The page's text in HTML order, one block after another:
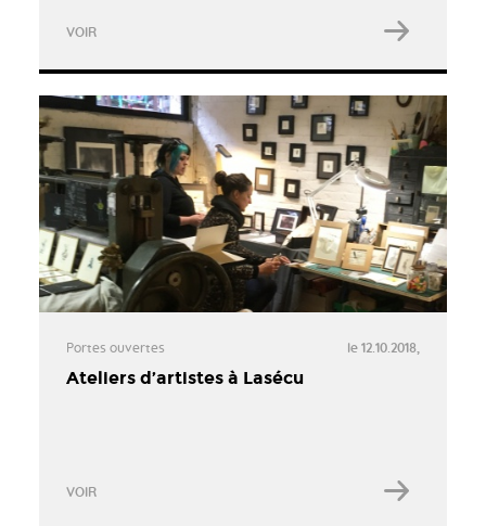
VOIR
Portes ouvertes le 12.10.2018,
Ateliers d’artistes à Lasécu
VOIR